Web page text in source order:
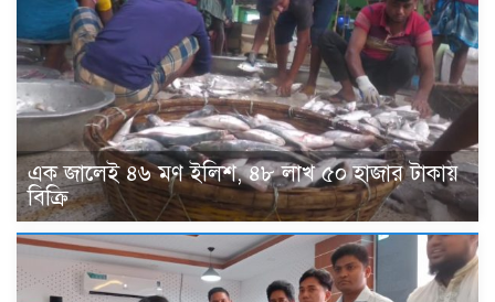
এক জালেই ৪৬ মণ ইলিশ, ৪৮ লাখ ৫০ হাজার টাকায়
বিক্রি